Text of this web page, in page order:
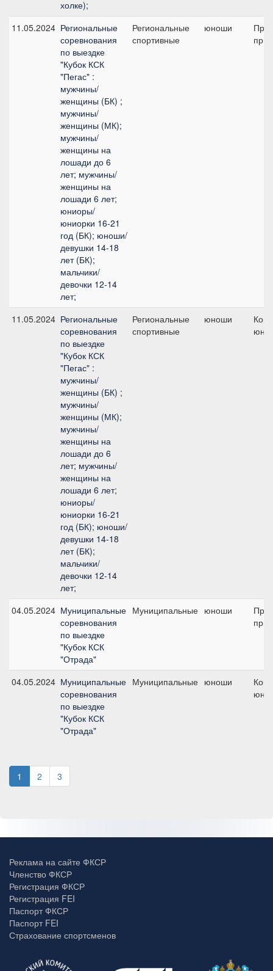
холке);
11.05.2024 Региональные
соревнования
по выездке
"Кубок КСК
"Пегас" :
мужчины/
женщины (БК) ;
мужчины/
женщины (МК);
мужчины/
женщины на
лошади до 6
лет; мужчины/
женщины на
лошади 6 лет;
юниоры/
юниорки 16-21
год (БК); юноши/
девушки 14-18
лет (БК);
мальчики/
девочки 12-14
лет;
Региональные
спортивные
юноши
11.05.2024 Региональные
соревнования
по выездке
"Кубок КСК
"Пегас" :
мужчины/
женщины (БК) ;
мужчины/
женщины (МК);
мужчины/
женщины на
лошади до 6
лет; мужчины/
женщины на
лошади 6 лет;
юниоры/
юниорки 16-21
год (БК); юноши/
девушки 14-18
лет (БК);
мальчики/
девочки 12-14
лет;
Региональные
спортивные
юноши
04.05.2024 Муниципальные
соревнования
по выездке
"Кубок КСК
"Отрада"
Муниципальные юноши
04.05.2024 Муниципальные
соревнования
по выездке
"Кубок КСК
"Отрада"
Муниципальные юноши
1 2 3
Реклама на сайте ФКСР
Членство ФКСР
Регистрация ФКСР
Регистрация FEI
Паспорт ФКСР
Паспорт FEI
Страхование спортсменов